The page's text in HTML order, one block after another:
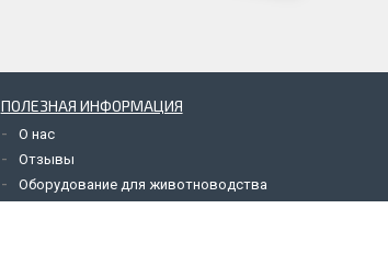
ПОЛЕЗНАЯ ИНФОРМАЦИЯ
О нас
Отзывы
Оборудование для животноводства